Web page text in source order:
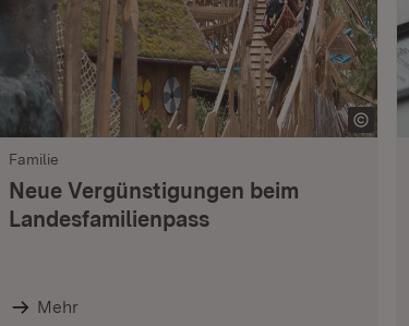
Familie
Neue Vergünstigungen beim
Landesfamilienpass
Mehr